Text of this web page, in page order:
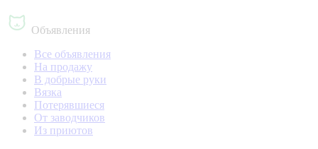
Объявления
Все объявления
На продажу
В добрые руки
Вязка
Потерявшиеся
От заводчиков
Из приютов